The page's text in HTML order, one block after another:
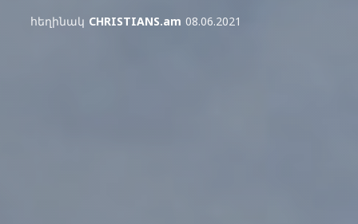
հեղինակ CHRISTIANS.am 08.06.2021